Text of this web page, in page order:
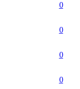
0
0
0
0